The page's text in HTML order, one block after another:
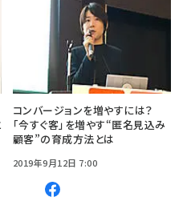
コンバージョンを増やすには？
「今すぐ客」を増やす“匿名見込み
顧客”の育成方法とは
2019年9月12日 7:00